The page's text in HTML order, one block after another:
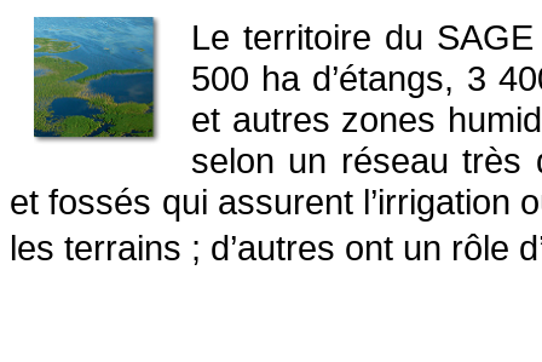
Le territoire du
500 ha d’étangs, 3
et autres zones
selon un réseau très
et fossés qui assurent l’irrigation
les terrains ; d’autres ont un rôle